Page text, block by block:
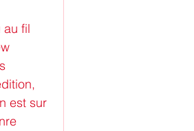
au fil
est sur